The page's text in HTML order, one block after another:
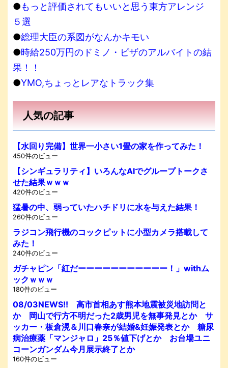
●もっと評価されてもいいと思う東方アレンジ
５選
●総理大臣の系図がなんかキモい
●時給250万円のドミノ・ピザのアルバイトの結
果！！
●YMO,ちょっとレアなトラック集
人気の記事
【水回り完備】世界一小さい1畳の家を作ってみた！
450件のビュー
【シンギュラリティ】いろんなAIでグループトークさ
せた結果ｗｗｗ
420件のビュー
猛暑の中、弱っていたハチドリに水を与えた結果！
260件のビュー
ラジコン飛行機のコックピットに小型カメラ搭載して
みた！
240件のビュー
ガチャピン「紅だーーーーーーーーーーー！」withム
ックｗｗｗ
180件のビュー
08/03NEWS!! 高市首相あす熊本地震被災地訪問と
か 岡山で行方不明だった2歳男児を無事発見とか サ
ッカー・板倉滉＆川口春奈が結婚&妊娠発表とか 糖尿
病治療薬「マンジャロ」25％値下げとか お台場ユニ
コーンガンダム今月展示終了とか
160件のビュー